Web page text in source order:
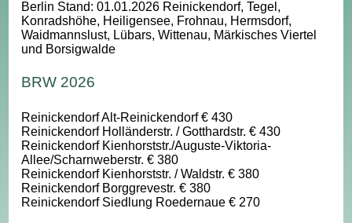
Berlin Stand: 01.01.2026 Reinickendorf, Tegel,
Konradshöhe, Heiligensee, Frohnau, Hermsdorf,
Waidmannslust, Lübars, Wittenau, Märkisches Viertel
und Borsigwalde
BRW 2026
Reinickendorf Alt-Reinickendorf € 430
Reinickendorf Holländerstr. / Gotthardstr. € 430
Reinickendorf Kienhorststr./Auguste-Viktoria-
Allee/Scharnweberstr. € 380
Reinickendorf Kienhorststr. / Waldstr. € 380
Reinickendorf Borggrevestr. € 380
Reinickendorf Siedlung Roedernaue € 270